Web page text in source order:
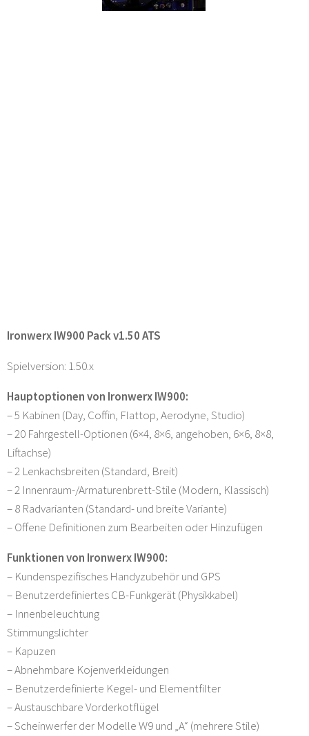
Ironwerx IW900 Pack v1.50 ATS
Spielversion: 1.50.x
Hauptoptionen von Ironwerx IW900:
– 5 Kabinen (Day, Coffin, Flattop, Aerodyne, Studio)
– 20 Fahrgestell-Optionen (6×4, 8×6, angehoben, 6×6, 8×8,
Liftachse)
– 2 Lenkachsbreiten (Standard, Breit)
– 2 Innenraum-/Armaturenbrett-Stile (Modern, Klassisch)
– 8 Radvarianten (Standard- und breite Variante)
– Offene Definitionen zum Bearbeiten oder Hinzufügen
Funktionen von Ironwerx IW900:
– Kundenspezifisches Handyzubehör und GPS
– Benutzerdefiniertes CB-Funkgerät (Physikkabel)
– Innenbeleuchtung
Stimmungslichter
– Kapuzen
– Abnehmbare Kojenverkleidungen
– Benutzerdefinierte Kegel- und Elementfilter
– Austauschbare Vorderkotflügel
– Scheinwerfer der Modelle W9 und „A“ (mehrere Stile)